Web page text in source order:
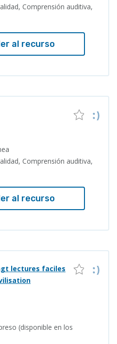
Comprensión auditiva,
al recurso
Comprensión auditiva,
al recurso
lectures faciles
(disponible en los